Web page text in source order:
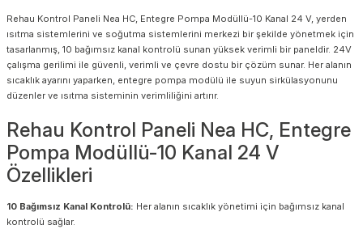
Rehau Kontrol Paneli Nea HC, Entegre Pompa Modüllü-10 Kanal 24 V, yerden
ısıtma sistemlerini ve soğutma sistemlerini merkezi bir şekilde yönetmek için
tasarlanmış, 10 bağımsız kanal kontrolü sunan yüksek verimli bir paneldir. 24V
çalışma gerilimi ile güvenli, verimli ve çevre dostu bir çözüm sunar. Her alanın
sıcaklık ayarını yaparken, entegre pompa modülü ile suyun sirkülasyonunu
düzenler ve ısıtma sisteminin verimliliğini artırır.
Rehau Kontrol Paneli Nea HC, Entegre
Pompa Modüllü-10 Kanal 24 V
Özellikleri
10 Bağımsız Kanal Kontrolü: Her alanın sıcaklık yönetimi için bağımsız kanal
kontrolü sağlar.